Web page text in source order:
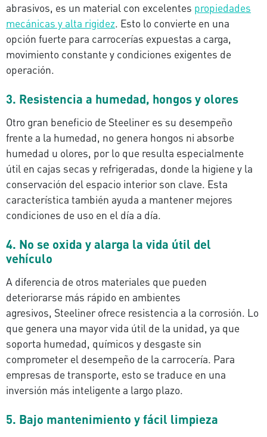
abrasivos, es un material con excelentes propiedades
mecánicas y alta rigidez. Esto lo convierte en una
opción fuerte para carrocerías expuestas a carga,
movimiento constante y condiciones exigentes de
operación.
3. Resistencia a humedad, hongos y olores
Otro gran beneficio de Steeliner es su desempeño
frente a la humedad, no genera hongos ni absorbe
humedad u olores, por lo que resulta especialmente
útil en cajas secas y refrigeradas, donde la higiene y la
conservación del espacio interior son clave. Esta
característica también ayuda a mantener mejores
condiciones de uso en el día a día.
4. No se oxida y alarga la vida útil del
vehículo
A diferencia de otros materiales que pueden
deteriorarse más rápido en ambientes
agresivos, Steeliner ofrece resistencia a la corrosión. Lo
que genera una mayor vida útil de la unidad, ya que
soporta humedad, químicos y desgaste sin
comprometer el desempeño de la carrocería. Para
empresas de transporte, esto se traduce en una
inversión más inteligente a largo plazo.
5. Bajo mantenimiento y fácil limpieza